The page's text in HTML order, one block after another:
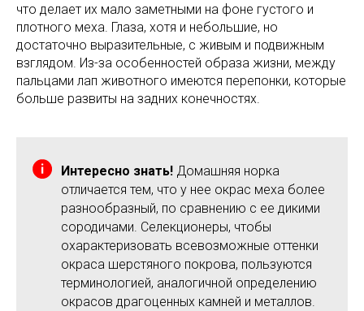
что делает их мало заметными на фоне густого и
плотного меха. Глаза, хотя и небольшие, но
достаточно выразительные, с живым и подвижным
взглядом. Из-за особенностей образа жизни, между
пальцами лап животного имеются перепонки, которые
больше развиты на задних конечностях.
Интересно знать! Домашняя норка
отличается тем, что у нее окрас меха более
разнообразный, по сравнению с ее дикими
сородичами. Селекционеры, чтобы
охарактеризовать всевозможные оттенки
окраса шерстяного покрова, пользуются
терминологией, аналогичной определению
окрасов драгоценных камней и металлов.